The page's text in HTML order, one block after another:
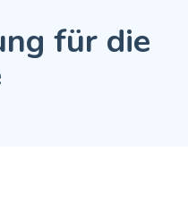
für die